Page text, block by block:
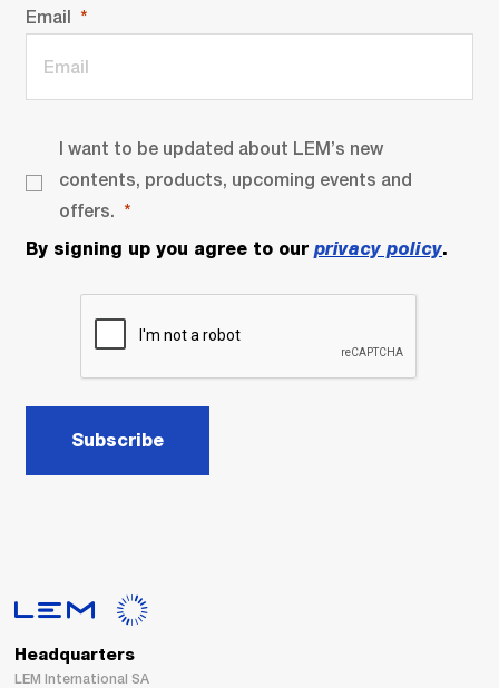
Email
I want to be updated about LEM’s new
contents, products, upcoming events and
offers.
By signing up you agree to our privacy policy.
Subscribe
Headquarters
LEM International SA